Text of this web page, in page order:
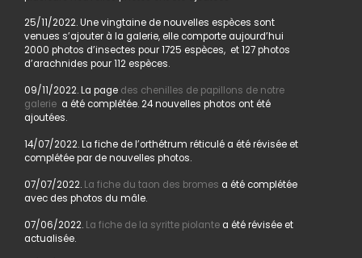
25/11/2022. Une vingtaine de nouvelles espèces sont
venues s’ajouter à la galerie, elle comporte aujourd’hui
2000 photos d’insectes pour 1725 espèces, et 127 photos
d’arachnides pour 112 espèces.
09/11/2022. La page des chenilles de papillons de notre
galerie a été complétée. 24 nouvelles photos ont été
ajoutées.
14/07/2022. La fiche de l’orthétrum réticulé a été révisée et
complétée par de nouvelles photos.
07/07/2022. La fiche du taon des bromes a été complétée
avec des photos du mâle.
07/06/2022. La fiche de la syritte piolantea été révisée et
actualisée.